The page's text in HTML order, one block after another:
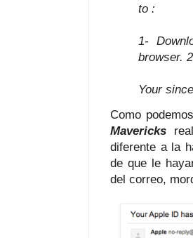
to :
1-
browser.
Your
Como
Mavericks
diferente a la
de que le
del correo,